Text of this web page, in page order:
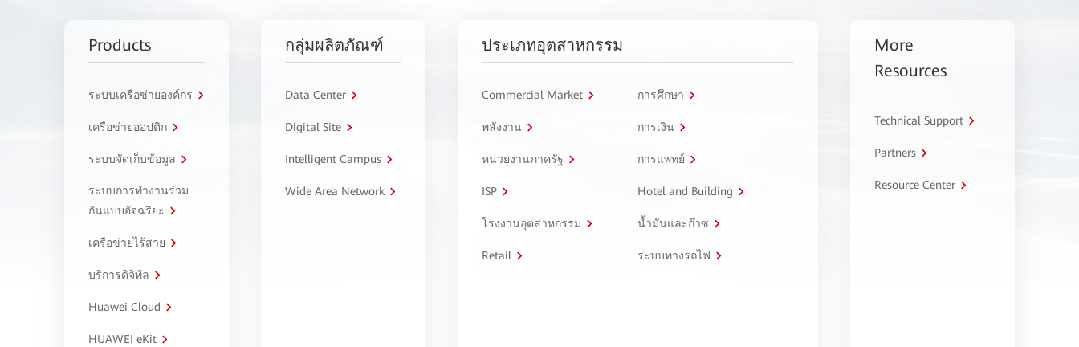
Products
ระบบเครือข่ายองค์กร
เครือข่ายออปติก
ระบบจัดเก็บข้อมูล
ระบบการทำงานร่วม
กันแบบอัจฉริยะ
เครือข่ายไร้สาย
บริการดิจิทัล
Huawei Cloud
HUAWEI eKit
กลุ่มผลิตภัณฑ์
Data Center
Digital Site
Intelligent Campus
Wide Area Network
ประเภทอุตสาหกรรม
Commercial Market การศึกษา
พลังงาน การเงิน
หน่วยงานภาครัฐ การแพทย์
ISP Hotel and Building
โรงงานอุตสาหกรรม น้ำมันและก๊าซ
Retail ระบบทางรถไฟ
More
Resources
Technical Support
Partners
Resource Center